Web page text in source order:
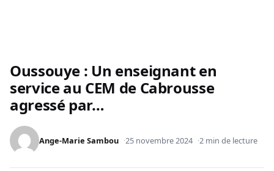
Oussouye : Un enseignant en
service au CEM de Cabrousse
agressé par…
Ange-Marie Sambou 25 novembre 2024 2 min de lecture